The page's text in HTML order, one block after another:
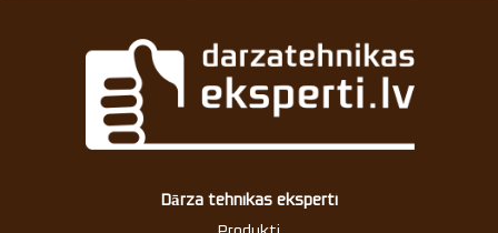
Dārza tehnikas eksperti